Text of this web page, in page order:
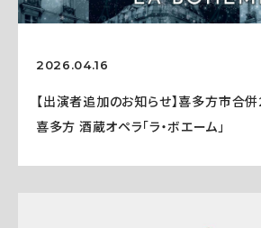
2026.04.16
【出演者追加のお知らせ】喜多方市合
喜多方 酒蔵オペラ「ラ・ボエーム」